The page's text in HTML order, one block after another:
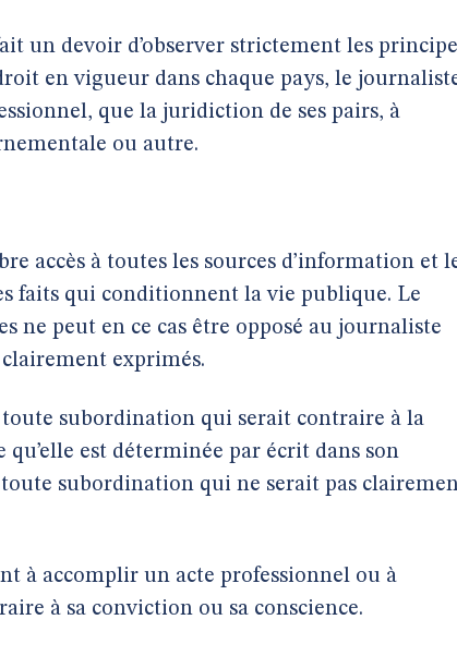
un devoir d’observer strictement les
en vigueur dans chaque pays, le
que la juridiction de ses pairs, à
ou autre.
accès à toutes les sources d’information et
faits qui conditionnent la vie publique. Le
ne peut en ce cas être opposé au journaliste
exprimés.
subordination qui serait contraire à la
est déterminée par écrit dans son
subordination qui ne serait pas
à accomplir un acte professionnel ou à
à sa conviction ou sa conscience.